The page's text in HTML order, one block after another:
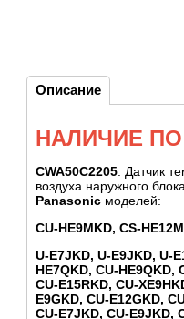
Описание
НАЛИЧИЕ
CWA50C2205 . Датчик
воздуха наружного
Panasonic моделей:
CU-HE9MKD, CS-
U-E7JKD, U-E9JKD, U-
HE7QKD, CU-HE9QKD,
CU-E15RKD, CU-
E9GKD, CU-E12GKD,
CU-E7JKD, CU-E9JKD,